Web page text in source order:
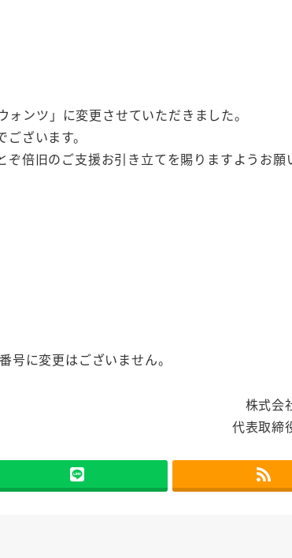
ンツ」に変更させていただきました。
ざいます。
倍旧のご支援お引き立てを賜りますようお願
に変更はございません。
株式会
代表取